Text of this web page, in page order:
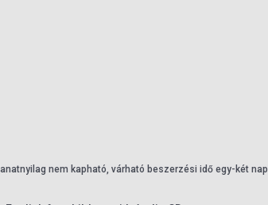
nem kapható, várható beszerzési idő egy-két nap